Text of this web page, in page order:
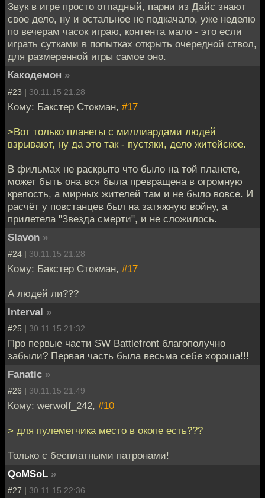
Звук в игре просто отпадный, парни из Дайс знают
свое дело, ну и остальное не подкачало, уже неделю
по вечерам часок играю, контента мало - это если
играть сутками в попытках открыть очередной ствол,
для размеренной игры самое оно.
Какодемон »
#23 | 30.11.15 21:28
Кому: Бакстер Стокман, #17
>Вот только планеты с миллиардами людей
взрывают, ну да это так - пустяки, дело житейское.
В фильмах не раскрыто что было на той планете,
может быть она вся была превращена в огромную
крепость, а мирных жителей там и не было вовсе. И
расчёт у повстанцев был на затяжную войну, а
прилетела "Звезда смерти", и не сложилось.
Slavon »
#24 | 30.11.15 21:28
Кому: Бакстер Стокман, #17
А людей ли???
Interval »
#25 | 30.11.15 21:32
Про первые части SW Battlefront благополучно
забыли? Первая часть была весьма себе хороша!!!
Fanatic »
#26 | 30.11.15 21:49
Кому: werwolf_242, #10
> для пулеметчика место в окопе есть???
Только с бесплатными патронами!
QoMSoL »
#27 | 30.11.15 22:36